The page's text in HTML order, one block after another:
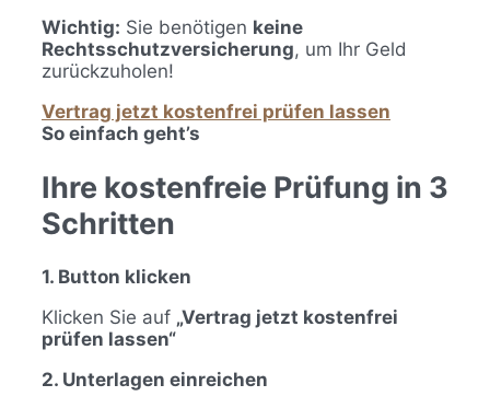
Wichtig: Sie benötigen keine
Rechtsschutzversicherung, um Ihr Geld
zurückzuholen!
Vertrag jetzt kostenfrei prüfen lassen
So einfach geht’s
Ihre kostenfreie Prüfung in 3
Schritten
1. Button klicken
Klicken Sie auf „Vertrag jetzt kostenfrei
prüfen lassen“
2. Unterlagen einreichen